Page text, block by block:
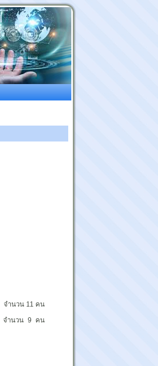
จำนวน 11 คน
จำนวน 9 คน